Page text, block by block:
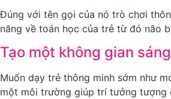
Đúng với tên gọi của nó trò chơi
năng về toán học của trẻ từ đó não
Tạo một không gian
Muốn dạy trẻ thông minh sớm như
một môi trường giúp trí tưởng tượng